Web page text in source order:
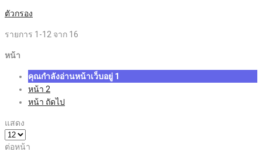
ตัวกรอง
รายการ 1 -12 จาก 16
หน้า
คุณกำลังอ่านหน้าเว็บอยู่ 1
หน้า 2
หน้า ถัดไป
แสดง
ต่อหน้า